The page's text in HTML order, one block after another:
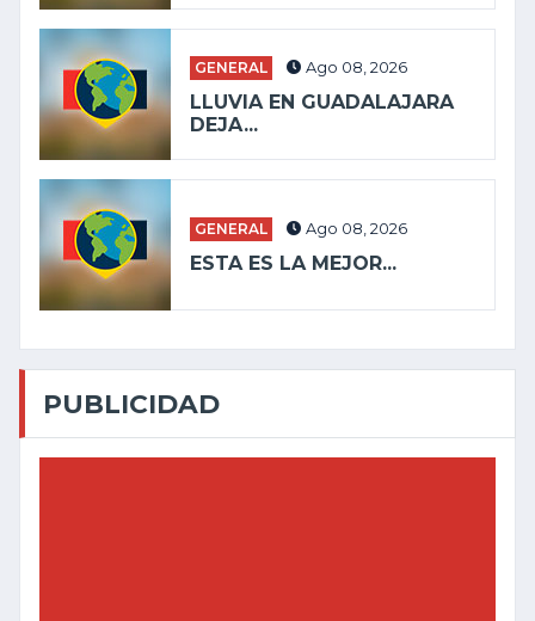
GENERAL Ago 08, 2026
LLUVIA EN GUADALAJARA
DEJA...
GENERAL Ago 08, 2026
ESTA ES LA MEJOR...
PUBLICIDAD